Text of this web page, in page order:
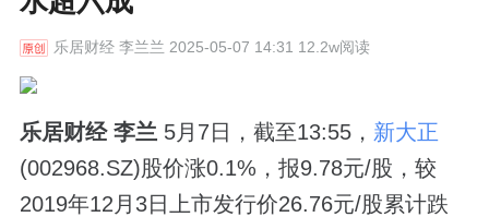
乐居财经李兰兰 2025-05-07 14:31 12.2w阅读
乐居财经 李兰 5月7日，截至13:55， 新大正
(002968.SZ)股价涨0.1%，报9.78元/股，较
2019年12月3日上市发行价26.76元/股累计跌